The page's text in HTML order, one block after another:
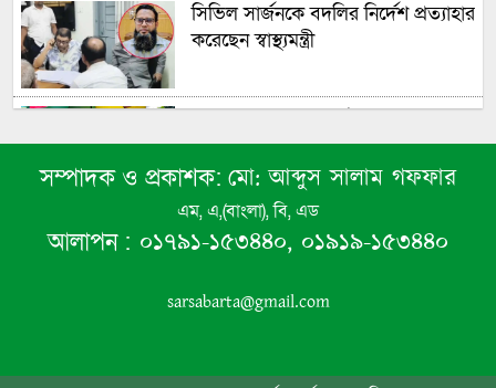
সিভিল সার্জনকে বদলির নির্দেশ প্রত্যাহার
করেছেন স্বাস্থ্যমন্ত্রী
ফল ব্যবসায়ীদের দখলে, চলাচলে বিঘ্ন
সালমান শাহ হত্যা মামলায় এয়ারপোর্ট
এলাকা থেকে ডন গ্রেফতার
নির্দেশ স্বাস্থ্যমন্ত্রীর
সম্পাদক ও প্রকাশক: মো: আব্দুস সালাম গফফার
এম, এ,(বাংলা), বি, এড
আলাপন : ০১৭৯১-১৫৩৪৪০, ০১৯১৯-১৫৩৪৪০
sarsabarta@gmail.com